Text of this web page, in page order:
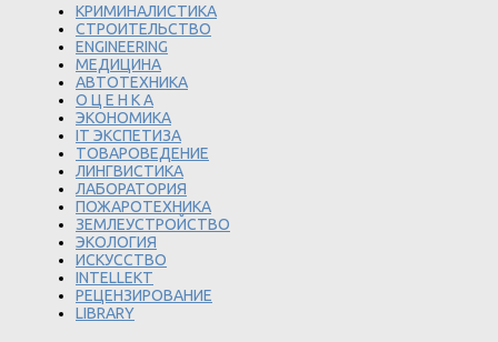
КРИМИНАЛИСТИКА
СТРОИТЕЛЬСТВО
ENGINEERING
МЕДИЦИНА
АВТОТЕХНИКА
О Ц Е Н К А
ЭКОНОМИКА
IT ЭКСПЕТИЗА
ТОВАРОВЕДЕНИЕ
ЛИНГВИСТИКА
ЛАБОРАТОРИЯ
ПОЖАРОТЕХНИКА
ЗЕМЛЕУСТРОЙСТВО
ЭКОЛОГИЯ
ИСКУССТВО
INTELLEKT
РЕЦЕНЗИРОВАНИЕ
LIBRARY